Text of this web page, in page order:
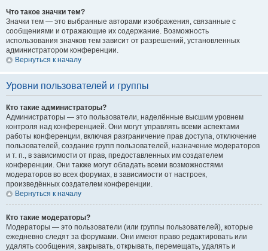
Что такое значки тем?
Значки тем — это выбранные авторами изображения, связанные с
сообщениями и отражающие их содержание. Возможность
использования значков тем зависит от разрешений, установленных
администратором конференции.
Вернуться к началу
Уровни пользователей и группы
Кто такие администраторы?
Администраторы — это пользователи, наделённые высшим уровнем
контроля над конференцией. Они могут управлять всеми аспектами
работы конференции, включая разграничение прав доступа, отключение
пользователей, создание групп пользователей, назначение модераторов
и т. п., в зависимости от прав, предоставленных им создателем
конференции. Они также могут обладать всеми возможностями
модераторов во всех форумах, в зависимости от настроек,
произведённых создателем конференции.
Вернуться к началу
Кто такие модераторы?
Модераторы — это пользователи (или группы пользователей), которые
ежедневно следят за форумами. Они имеют право редактировать или
удалять сообщения, закрывать, открывать, перемещать, удалять и